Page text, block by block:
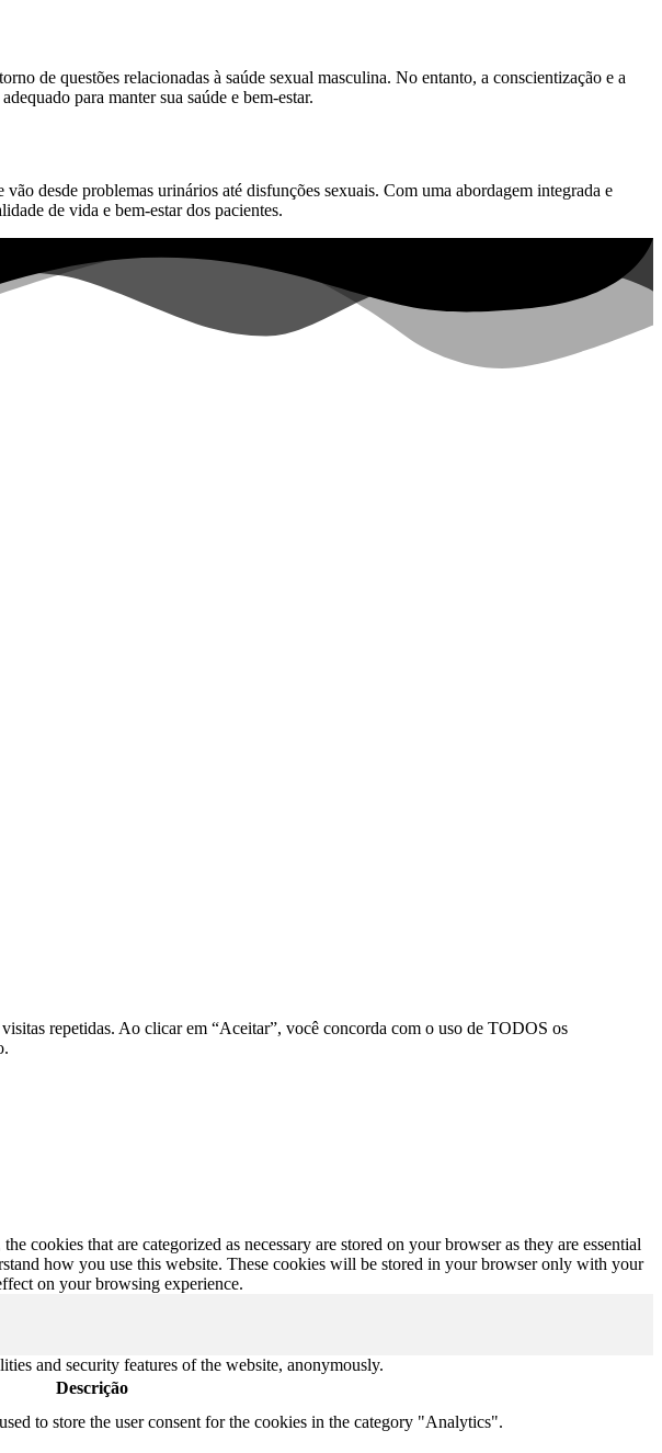
de questões relacionadas à saúde sexual masculina. No entanto, a conscientização e a
para manter sua saúde e bem-estar.
desde problemas urinários até disfunções sexuais. Com uma abordagem integrada e
de vida e bem-estar dos pacientes.
repetidas. Ao clicar em “Aceitar”, você concorda com o uso de TODOS os
cookies that are categorized as necessary are stored on your browser as they are essential
how you use this website. These cookies will be stored in your browser only with your
on your browsing experience.
and security features of the website, anonymously.
Descrição
to store the user consent for the cookies in the category "Analytics".